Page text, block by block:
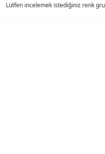
Lütfen incelemek istediğiniz renk